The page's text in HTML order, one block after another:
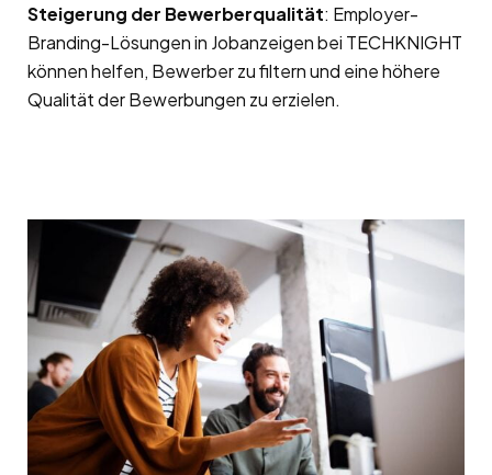
Steigerung der Bewerberqualität: Employer-
Branding-Lösungen in Jobanzeigen bei TECHKNIGHT
können helfen, Bewerber zu filtern und eine höhere
Qualität der Bewerbungen zu erzielen.